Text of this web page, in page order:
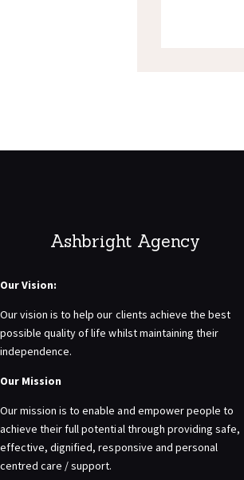
Ashbright Agency
Our Vision:
Our vision is to help our clients achieve the best
possible quality of life whilst maintaining their
independence.
Our Mission
Our mission is to enable and empower people to
achieve their full potential through providing safe,
effective, dignified, responsive and personal
centred care / support.